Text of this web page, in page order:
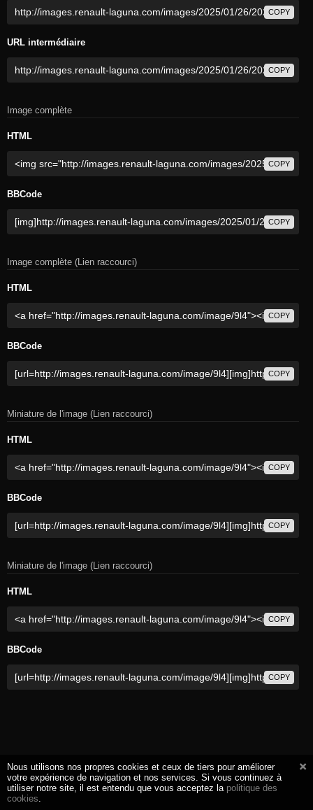
COPY
URL intermédiaire
COPY
Image complète
HTML
COPY
BBCode
COPY
Image complète (Lien raccourci)
HTML
COPY
BBCode
COPY
Miniature de l'image (Lien raccourci)
HTML
COPY
BBCode
COPY
Miniature de l'image (Lien raccourci)
HTML
COPY
BBCode
COPY
Nous utilisons nos propres cookies et ceux de tiers pour améliorer
votre expérience de navigation et nos services. Si vous continuez à
utiliser notre site, il est entendu que vous acceptez la politique des
cookies.